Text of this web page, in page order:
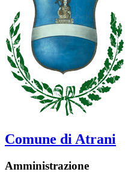
Comune di Atrani
Amministrazione